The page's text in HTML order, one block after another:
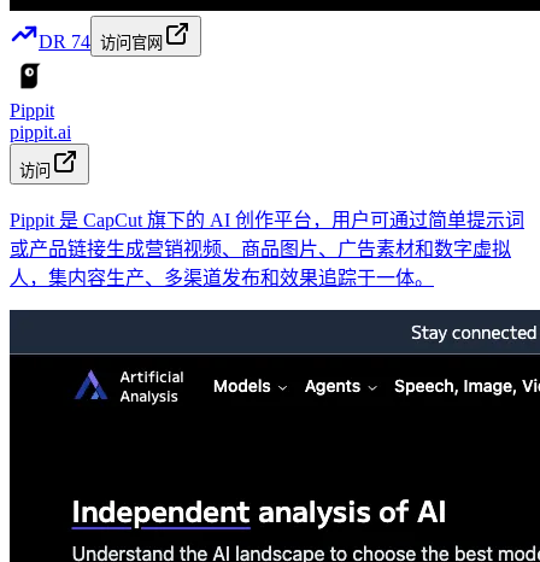
DR 74 访问官网
Pippit
pippit.ai
访问
Pippit 是 CapCut 旗下的 AI 创作平台，用户可通过简单提示词
或产品链接生成营销视频、商品图片、广告素材和数字虚拟
人，集内容生产、多渠道发布和效果追踪于一体。